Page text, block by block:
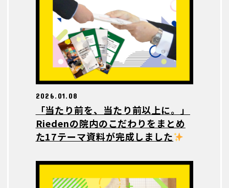
2026.01.08
「当たり前を、当たり前以上に。」
Riedenの院内のこだわりをまとめ
た17テーマ資料が完成しました